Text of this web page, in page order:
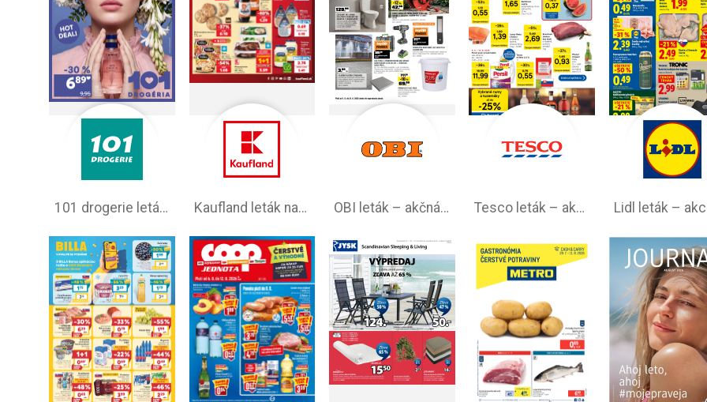
101 drogerie leták aktuálny Kaufland leták na tento týždeň OBI leták –⁠ akčná ponuka Tesco leták – akciová ponuka